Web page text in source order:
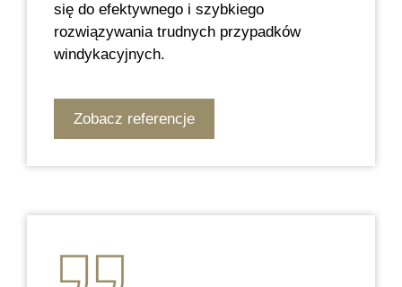
się do efektywnego i szybkiego
rozwiązywania trudnych przypadków
windykacyjnych.
Zobacz referencje